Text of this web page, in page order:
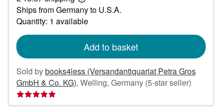
Learn
more
about
shipping
Ships from Germany to U.S.A.
Quantity: 1 available
Add to basket
Sold bybooks4less (Versandantiquariat Petra Gros
GmbH & Co. KG), Welling, Germany (5-star seller)
5